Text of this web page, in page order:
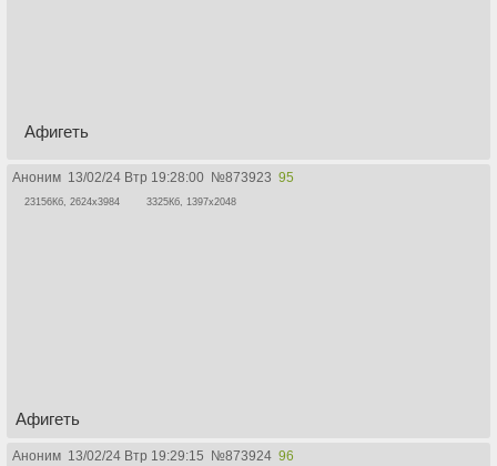
Афигеть
Аноним 13/02/24 Втр 19:28:00 №873923 95
23156Кб, 2624x3984 3325Кб, 1397x2048
Афигеть
Аноним 13/02/24 Втр 19:29:15 №873924 96